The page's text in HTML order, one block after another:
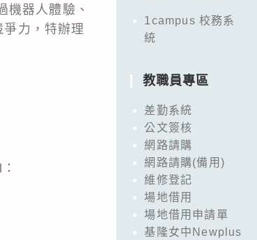
機器人體驗、
力，特辦理
1campus 校務系
統
教職員專區
差勤系統
公文簽核
網路請購
網路請購(備用)
維修登記
場地借用
場地借用申請單
基隆女中Newplus